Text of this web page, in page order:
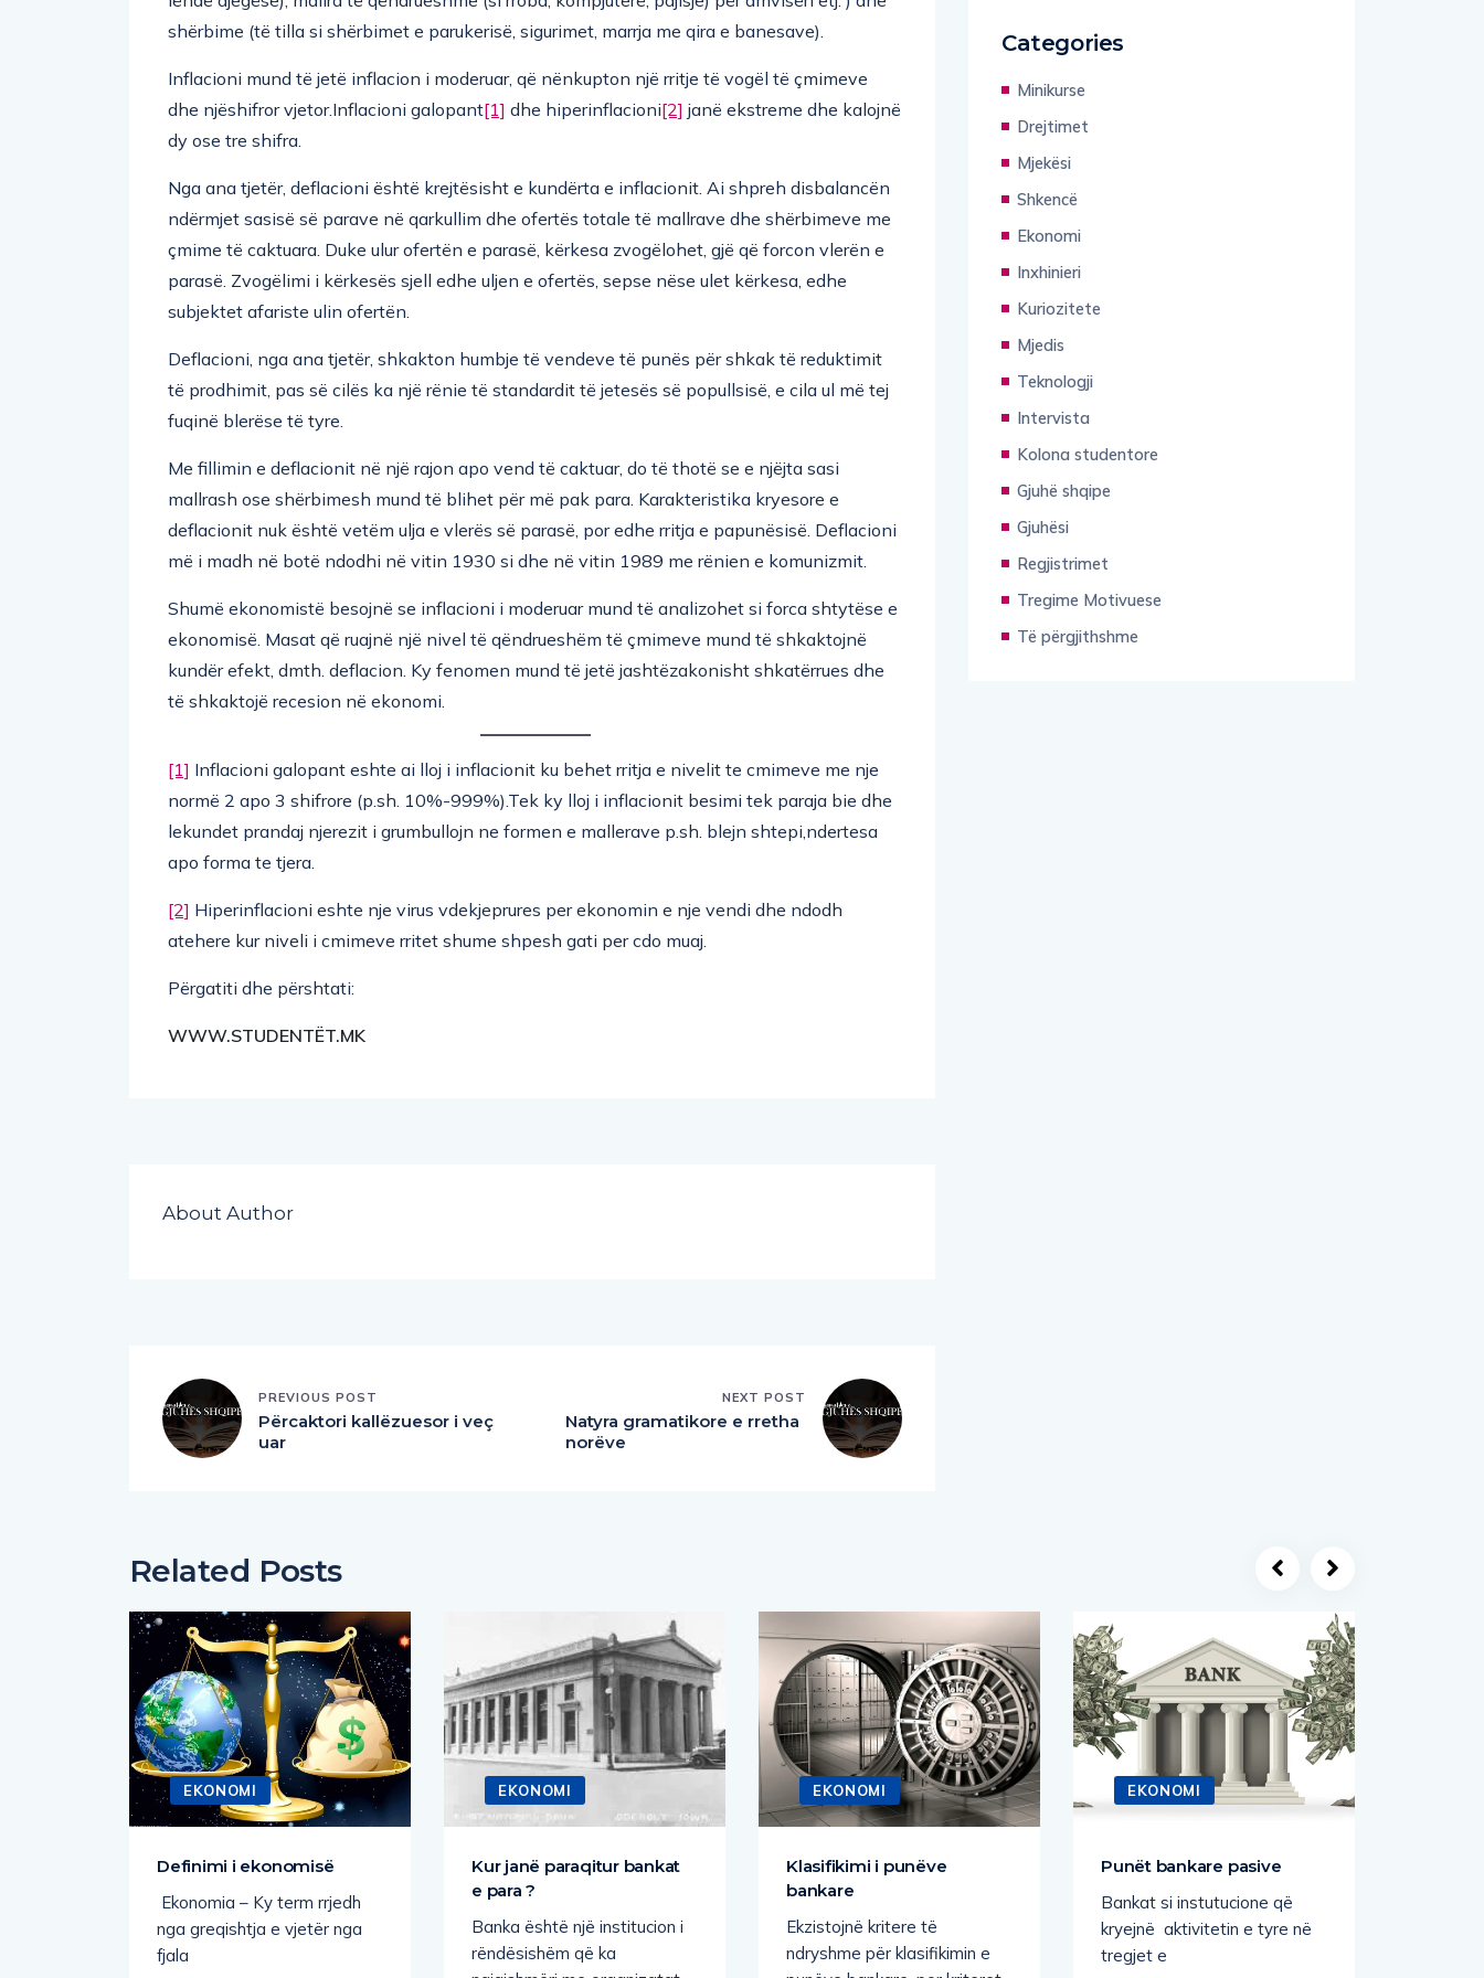
shërbime (të tilla si shërbimet e parukerisë, sigurimet, marrja me qira e banesave).
Inflacioni mund të jetë inflacion i moderuar, që nënkupton një rritje të vogël të çmimeve
dhe njëshifror vjetor.Inflacioni galopant[1] dhe hiperinflacioni[2] janë ekstreme dhe kalojnë
dy ose tre shifra.
Nga ana tjetër, deflacioni është krejtësisht e kundërta e inflacionit. Ai shpreh disbalancën
ndërmjet sasisë së parave në qarkullim dhe ofertës totale të mallrave dhe shërbimeve me
çmime të caktuara. Duke ulur ofertën e parasë, kërkesa zvogëlohet, gjë që forcon vlerën e
parasë. Zvogëlimi i kërkesës sjell edhe uljen e ofertës, sepse nëse ulet kërkesa, edhe
subjektet afariste ulin ofertën.
Deflacioni, nga ana tjetër, shkakton humbje të vendeve të punës për shkak të reduktimit
të prodhimit, pas së cilës ka një rënie të standardit të jetesës së popullsisë, e cila ul më tej
fuqinë blerëse të tyre.
Me fillimin e deflacionit në një rajon apo vend të caktuar, do të thotë se e njëjta sasi
mallrash ose shërbimesh mund të blihet për më pak para. Karakteristika kryesore e
deflacionit nuk është vetëm ulja e vlerës së parasë, por edhe rritja e papunësisë. Deflacioni
më i madh në botë ndodhi në vitin 1930 si dhe në vitin 1989 me rënien e komunizmit.
Shumë ekonomistë besojnë se inflacioni i moderuar mund të analizohet si forca shtytëse e
ekonomisë. Masat që ruajnë një nivel të qëndrueshëm të çmimeve mund të shkaktojnë
kundër efekt, dmth. deflacion. Ky fenomen mund të jetë jashtëzakonisht shkatërrues dhe
të shkaktojë recesion në ekonomi.
[1] Inflacioni galopant eshte ai lloj i inflacionit ku behet rritja e nivelit te cmimeve me nje
normë 2 apo 3 shifrore (p.sh. 10%-999%).Tek ky lloj i inflacionit besimi tek paraja bie dhe
lekundet prandaj njerezit i grumbullojn ne formen e mallerave p.sh. blejn shtepi,ndertesa
apo forma te tjera.
[2] Hiperinflacioni eshte nje virus vdekjeprures per ekonomin e nje vendi dhe ndodh
atehere kur niveli i cmimeve rritet shume shpesh gati per cdo muaj.
Përgatiti dhe përshtati:
WWW.STUDENTËT.MK
About Author
PREVIOUS POST
Përcaktori kallëzuesor i veç
uar
NEXT POST
Natyra gramatikore e rretha
norëve
Categories
Minikurse
Drejtimet
Mjekësi
Shkencë
Ekonomi
Inxhinieri
Kuriozitete
Mjedis
Teknologji
Intervista
Kolona studentore
Gjuhë shqipe
Gjuhësi
Regjistrimet
Tregime Motivuese
Të përgjithshme
Related Posts
EKONOMI
Definimi i ekonomisë
Ekonomia – Ky term rrjedh
nga greqishtja e vjetër nga
fjala
EKONOMI
Kur janë paraqitur bankat
e para ?
Banka është një institucion i
rëndësishëm që ka
EKONOMI
Klasifikimi i punëve
bankare
Ekzistojnë kritere të
ndryshme për klasifikimin e
EKONOMI
Punët bankare pasive
Bankat si instutucione që
kryejnë aktivitetin e tyre në
tregjet e